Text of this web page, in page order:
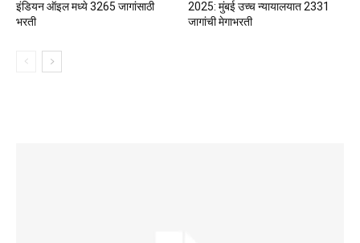
इंडियन ऑइल मध्ये 3265 जागांसाठी
भरती
2025: मुंबई उच्च न्यायालयात 2331
जागांची मेगाभरती